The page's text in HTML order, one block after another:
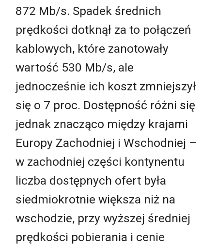
872 Mb/s. Spadek średnich
prędkości dotknął za to połączeń
kablowych, które zanotowały
wartość 530 Mb/s, ale
jednocześnie ich koszt zmniejszył
się o 7 proc. Dostępność różni się
jednak znacząco między krajami
Europy Zachodniej i Wschodniej –
w zachodniej części kontynentu
liczba dostępnych ofert była
siedmiokrotnie większa niż na
wschodzie, przy wyższej średniej
prędkości pobierania i cenie